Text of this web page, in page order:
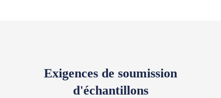
Exigences de soumission
d'échantillons